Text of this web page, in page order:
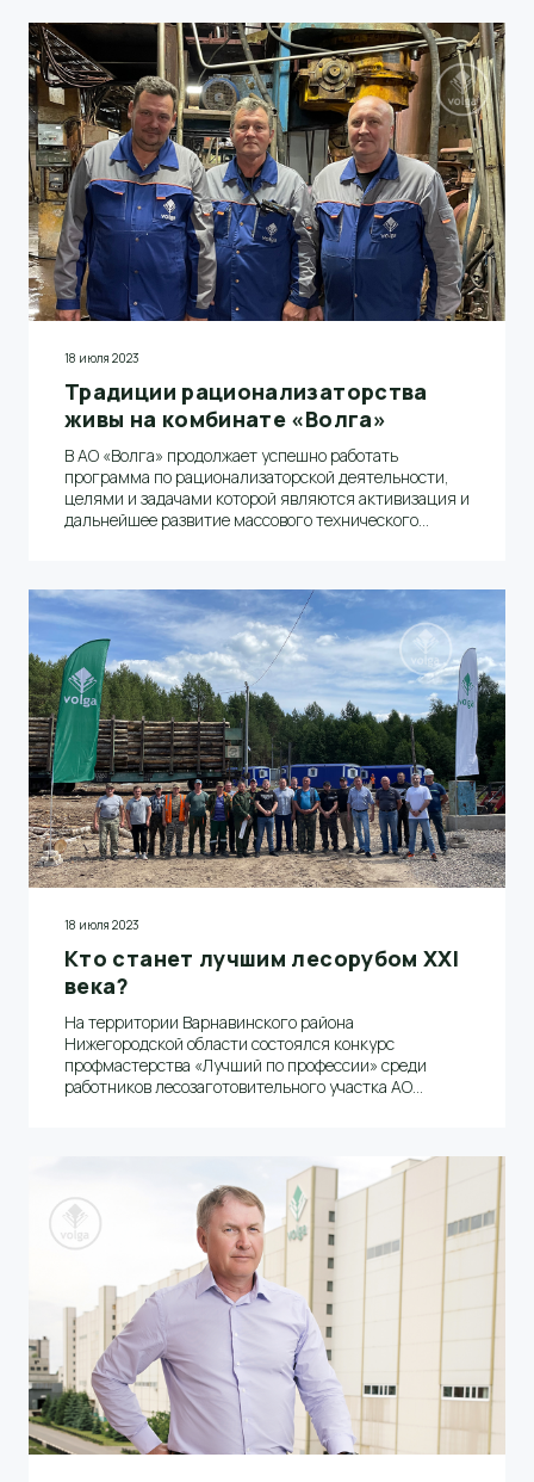
18 июля 2023
Традиции рационализаторства
живы на комбинате «Волга»
В АО «Волга» продолжает успешно работать
программа по рационализаторской деятельности,
целями и задачами которой являются активизация и
дальнейшее развитие массового технического
18 июля 2023
Кто станет лучшим лесорубом XXI
века?
На территории Варнавинского района
Нижегородской области состоялся конкурс
профмастерства «Лучший по профессии» среди
работников лесозаготовительного участка АО